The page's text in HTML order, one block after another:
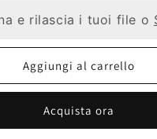
per
Portachiavi
Personalizzato
e rilascia i tuoi file o
Aggiungi al carrello
Acquista ora